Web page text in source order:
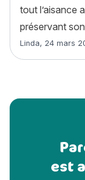
tout l’aisance
préservant
Article rédigé par
Linda, 24 mars
est